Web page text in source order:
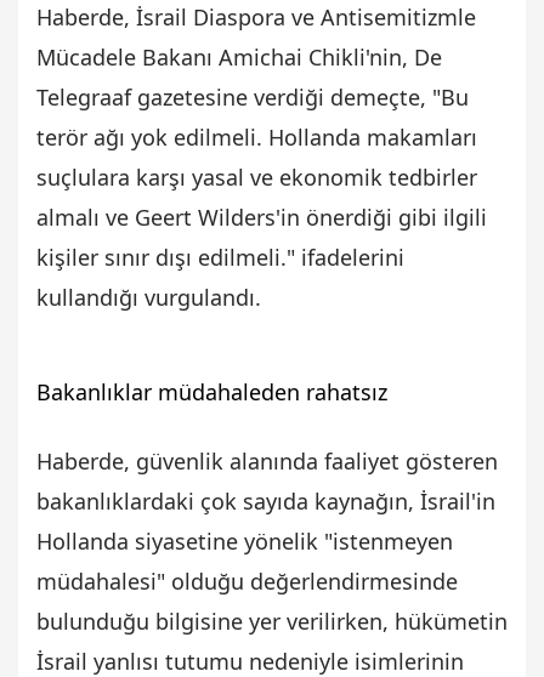
Haberde, İsrail Diaspora ve Antisemitizmle
Mücadele Bakanı Amichai Chikli'nin, De
Telegraaf gazetesine verdiği demeçte, "Bu
terör ağı yok edilmeli. Hollanda makamları
suçlulara karşı yasal ve ekonomik tedbirler
almalı ve Geert Wilders'in önerdiği gibi ilgili
kişiler sınır dışı edilmeli." ifadelerini
kullandığı vurgulandı.
Bakanlıklar müdahaleden rahatsız
Haberde, güvenlik alanında faaliyet gösteren
bakanlıklardaki çok sayıda kaynağın, İsrail'in
Hollanda siyasetine yönelik "istenmeyen
müdahalesi" olduğu değerlendirmesinde
bulunduğu bilgisine yer verilirken, hükümetin
İsrail yanlısı tutumu nedeniyle isimlerinin